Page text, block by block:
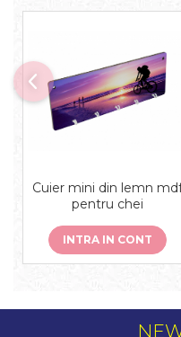
Cuier mini din lemn
pentru chei
INTRA IN CONT